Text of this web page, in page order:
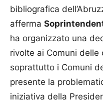
bibliografica
afferma
ha organizzato una
rivolte ai Comuni delle
soprattutto i Comuni
presente la
iniziativa della